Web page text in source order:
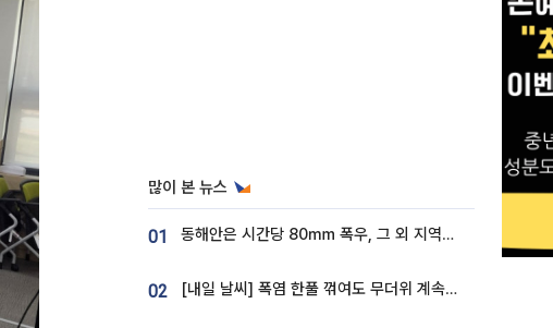
많이 본 뉴스
01 동해안은 시간당 80㎜ 폭우, 그 외 지역은 폭염…‘극과 극 날씨’
02 [내일 날씨] 폭염 한풀 꺾여도 무더위 계속⋯동해안 이틀 연속 비